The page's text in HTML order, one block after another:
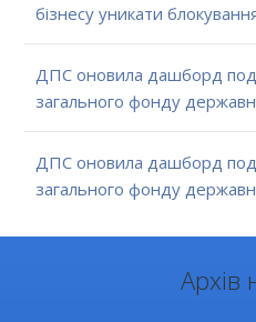
бізнесу уникати
ДПС оновила дашборд
загального фонду
ДПС оновила дашборд
загального фонду
Архів